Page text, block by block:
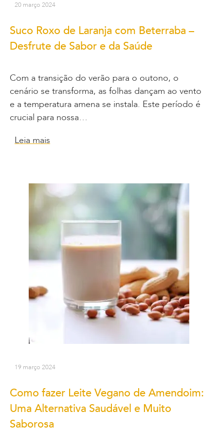
20 março 2024
Suco Roxo de Laranja com Beterraba –
Desfrute de Sabor e da Saúde
Com a transição do verão para o outono, o
cenário se transforma, as folhas dançam ao vento
e a temperatura amena se instala. Este período é
crucial para nossa…
Leia mais
19 março 2024
Como fazer Leite Vegano de Amendoim:
Uma Alternativa Saudável e Muito
Saborosa